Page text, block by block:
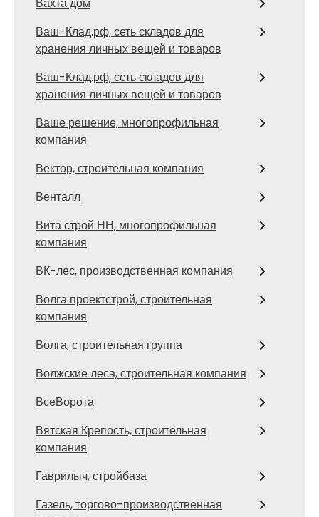
Ваш-Клад.рф, сеть складов для
хранения личных вещей и товаров
Ваш-Клад.рф, сеть складов для
хранения личных вещей и товаров
Ваше решение, многопрофильная
компания
Вектор, строительная компания
Венталл
Вита строй НН, многопрофильная
компания
ВК-лес, производственная компания
Волга проектстрой, строительная
компания
Волга, строительная группа
Волжские леса, строительная компания
ВсеВорота
Вятская Крепость, строительная
компания
Гаврилыч, стройбаза
Газель, торгово-производственная